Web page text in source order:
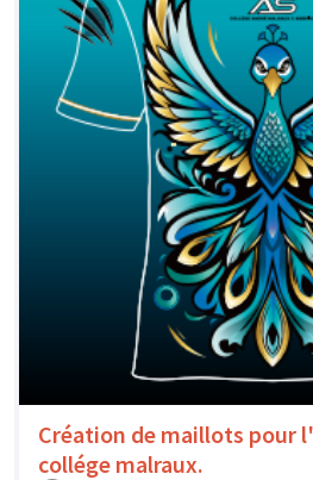
Création de maillots pour
collége malraux.